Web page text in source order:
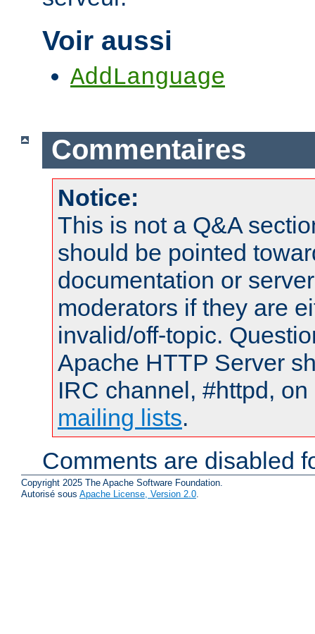
Voir aussi
AddLanguage
Commentaires
Notice:
This is not a Q&A
should be pointed
documentation or
moderators if they are
invalid/off-topic.
Apache HTTP Server
IRC channel, #httpd,
mailing lists.
Comments are disabled
Copyright 2025 The Apache Software Foundation.
Autorisé sous Apache License, Version 2.0